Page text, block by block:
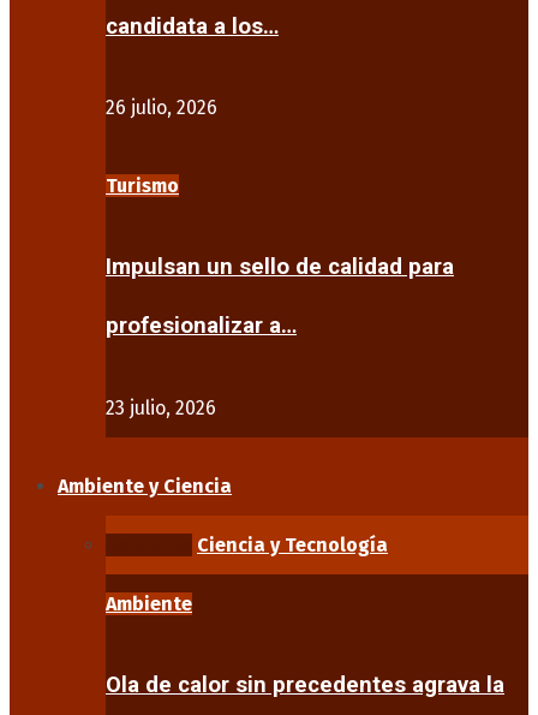
candidata a los…
26 julio, 2026
Turismo
Impulsan un sello de calidad para
profesionalizar a…
23 julio, 2026
Ambiente y Ciencia
Ciencia y Tecnología
Ambiente
Ola de calor sin precedentes agrava la